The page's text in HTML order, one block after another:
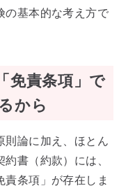
の基本的な考え方で
免責条項」で
から
則論に加え、ほとん
書（約款）には、
条項」が存在しま